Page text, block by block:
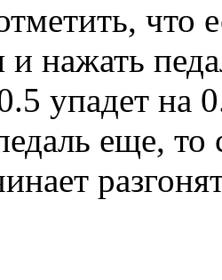
что
и нажать
упадет на
еще,